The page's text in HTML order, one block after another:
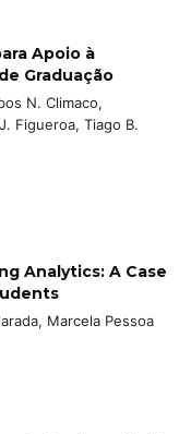
Apoio à
Graduação
N. Climaco,
Figueroa, Tiago B.
Analytics: A Case
Marcela Pessoa